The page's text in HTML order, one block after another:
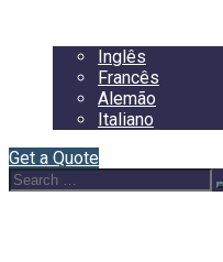
Inglês
Francês
Alemão
Italiano
Get a Quote
Search
for: